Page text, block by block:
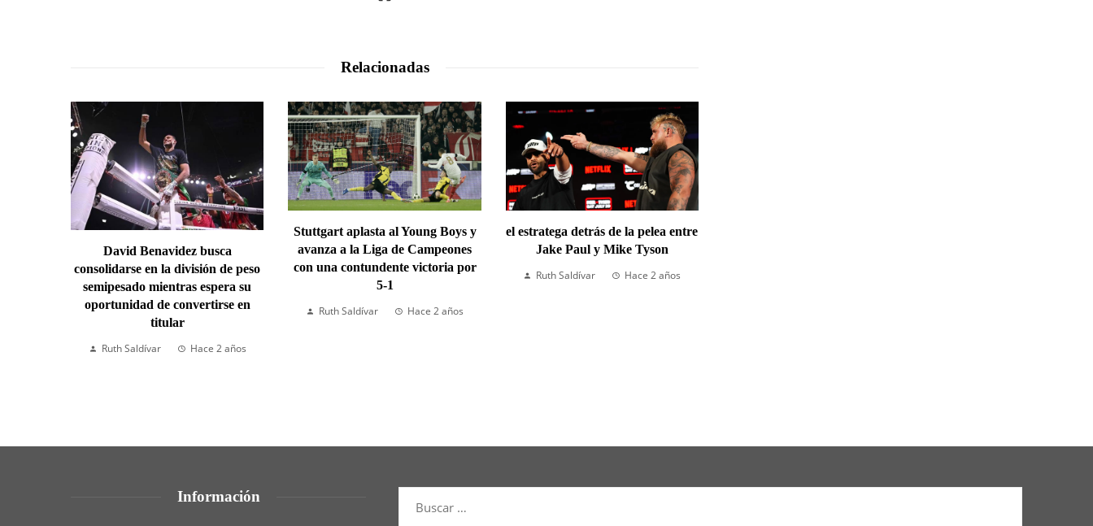
Relacionadas
David Benavidez busca
consolidarse en la división de peso
semipesado mientras espera su
oportunidad de convertirse en
titular
Ruth Saldívar
Hace 2 años
Stuttgart aplasta al Young Boys y
avanza a la Liga de Campeones
con una contundente victoria por
5-1
Ruth Saldívar
Hace 2 años
el estratega detrás de la pelea entre
Jake Paul y Mike Tyson
Ruth Saldívar
Hace 2 años
Información